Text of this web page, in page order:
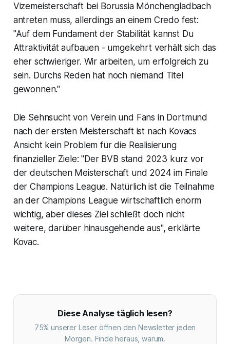
Vizemeisterschaft bei Borussia Mönchengladbach
antreten muss, allerdings an einem Credo fest:
"Auf dem Fundament der Stabilität kannst Du
Attraktivität aufbauen - umgekehrt verhält sich das
eher schwieriger. Wir arbeiten, um erfolgreich zu
sein. Durchs Reden hat noch niemand Titel
gewonnen."
Die Sehnsucht von Verein und Fans in Dortmund
nach der ersten Meisterschaft ist nach Kovacs
Ansicht kein Problem für die Realisierung
finanzieller Ziele: "Der BVB stand 2023 kurz vor
der deutschen Meisterschaft und 2024 im Finale
der Champions League. Natürlich ist die Teilnahme
an der Champions League wirtschaftlich enorm
wichtig, aber dieses Ziel schließt doch nicht
weitere, darüber hinausgehende aus", erklärte
Kovac.
Diese Analyse täglich lesen?
75% unserer Leser öffnen den Newsletter jeden
Morgen. Finde heraus, warum.